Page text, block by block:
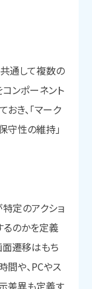
共通して複数の
ンポーネント
き、「マーク
守性の維持」
特定のアクショ
るのかを定義
面遷移はもち
間や、PCやス
差異も定義す